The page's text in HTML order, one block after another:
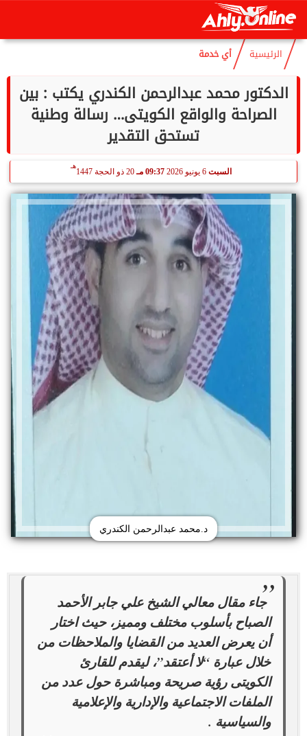
السبت
الرئيسية أي خدمة
الدكتور محمد عبدالرحمن الكندري يكتب : بين
الصراحة والواقع الكويتى… رسالة وطنية
تستحق التقدير
السبت 6 يونيو 2026 09:37 مـ 20 ذو الحجة 1447
هـ
د.محمد عبدالرحمن الكندري
جاء مقال معالي الشيخ علي جابر الأحمد
الصباح بأسلوب مختلف ومميز، حيث اختار
أن يعرض العديد من القضايا والملاحظات من
خلال عبارة “لا أعتقد”، ليقدم للقارئ
الكويتى رؤية صريحة ومباشرة حول عدد من
الملفات الاجتماعية والإدارية والإعلامية
والسياسية .